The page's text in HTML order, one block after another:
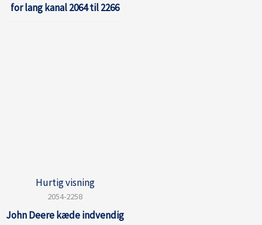
for lang kanal 2064 til 2266
Hurtig visning
2054-2258
John Deere kæde indvendig